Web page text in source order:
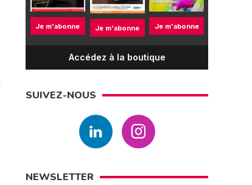
Je m'abonne Je m'abonne Je m'abonne
Accédez à la boutique
SUIVEZ-NOUS
NEWSLETTER